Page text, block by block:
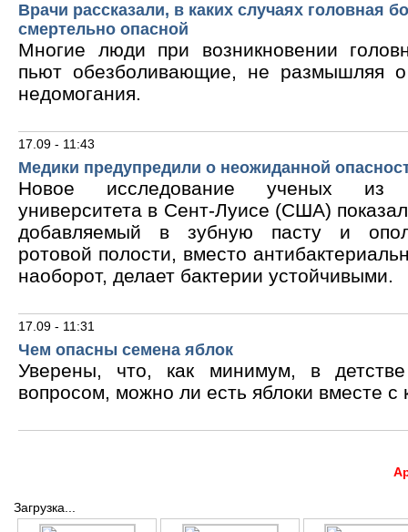
Врачи рассказали, в каких случаях головная
смертельно опасной
Многие люди при возникновении
пьют обезболивающие, не размышляя о
недомогания.
17.09 - 11:43
Медики предупредили о неожиданной
Новое исследование ученых из
университета в Сент-Луисе (США)
добавляемый в зубную пасту и
ротовой полости, вместо
наоборот, делает бактерии устойчивыми.
17.09 - 11:31
Чем опасны семена яблок
Уверены, что, как минимум, в
вопросом, можно ли есть яблоки вместе с
Загрузка...